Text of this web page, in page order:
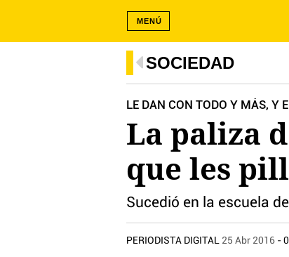
MENÚ
SOCIEDAD
LE DAN CON TODO Y MÁS, Y
La paliza
que les
Sucedió en la escuela
PERIODISTA DIGITAL 25 Abr 2016 -